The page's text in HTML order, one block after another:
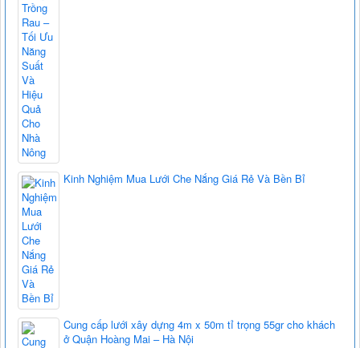
Kinh Nghiệm Mua Lưới Che Nắng Giá Rẻ Và Bền Bỉ
Cung cấp lưới xây dựng 4m x 50m tỉ trọng 55gr cho khách
ở Quận Hoàng Mai – Hà Nội